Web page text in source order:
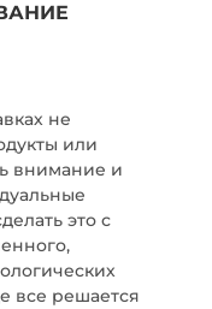
не
или
внимание и
это с
все решается